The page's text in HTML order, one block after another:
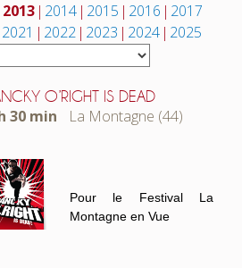
2013 2014 2015 2016 2017
2021 2022 2023 2024 2025
O’RIGHT IS DEAD
30 min La Montagne (44)
Pour le Festival La
Montagne en Vue